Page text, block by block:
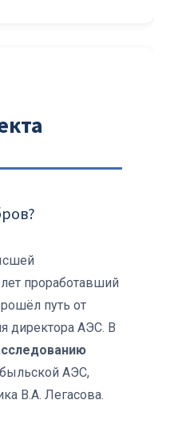
проработавший
путь от
директора АЭС. В
АЭС,
В.А. Легасова.